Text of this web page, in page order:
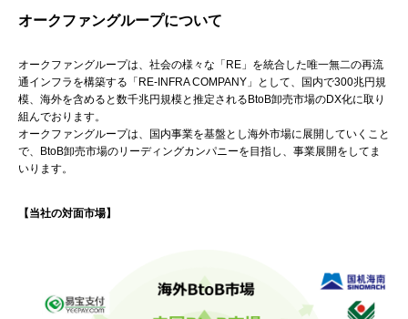
オークファングループについて
オークファングループは、社会の様々な「RE」を統合した唯一無二の再流
通インフラを構築する「RE-INFRA COMPANY」として、国内で300兆円規
模、海外を含めると数千兆円規模と推定されるBtoB卸売市場のDX化に取り
組んでおります。
オークファングループは、国内事業を基盤とし海外市場に展開していくこと
で、BtoB卸売市場のリーディングカンパニーを目指し、事業展開をしてま
いります。
【当社の対面市場】